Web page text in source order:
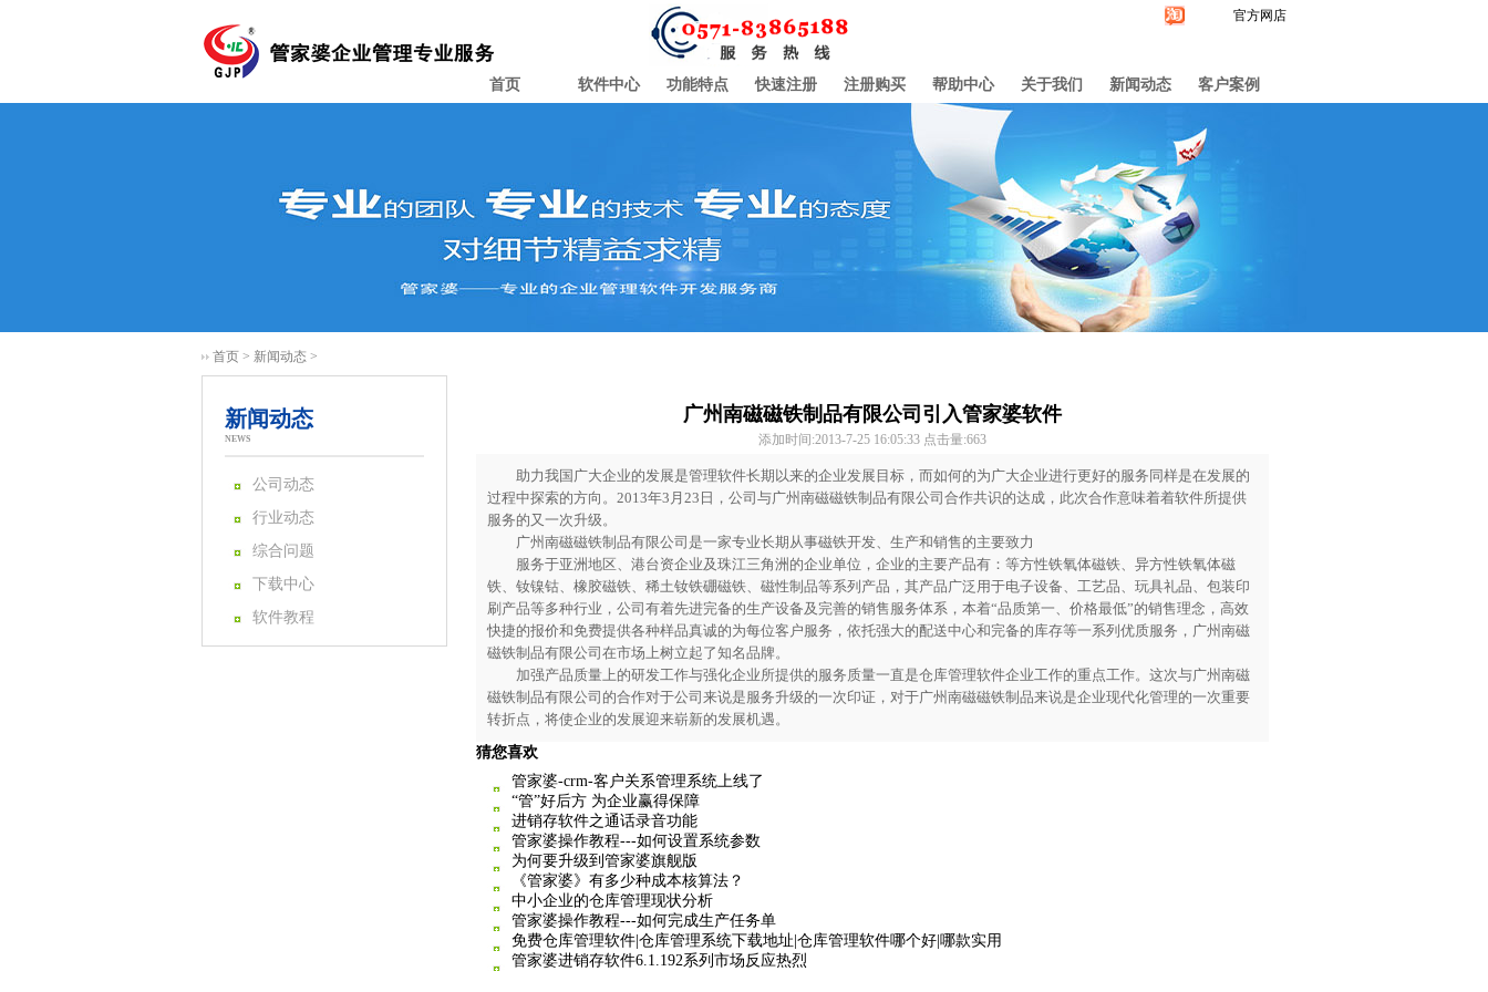
官方网店
首页 软件中心 功能特点 快速注册 注册购买 帮助中心 关于我们 新闻动态 客户案例
首页 > 新闻动态 >
新闻动态
NEWS
公司动态
行业动态
综合问题
下载中心
软件教程
广州南磁磁铁制品有限公司引入管家婆软件
添加时间:2013-7-25 16:05:33 点击量:663
助力我国广大企业的发展是管理软件长期以来的企业发展目标，而如何的为广大企业进行更好的服务同样是在发展的
过程中探索的方向。2013年3月23日，公司与广州南磁磁铁制品有限公司合作共识的达成，此次合作意味着着软件所提供
服务的又一次升级。
广州南磁磁铁制品有限公司是一家专业长期从事磁铁开发、生产和销售的主要致力
服务于亚洲地区、港台资企业及珠江三角洲的企业单位，企业的主要产品有：等方性铁氧体磁铁、异方性铁氧体磁
铁、钕镍钴、橡胶磁铁、稀土钕铁硼磁铁、磁性制品等系列产品，其产品广泛用于电子设备、工艺品、玩具礼品、包装印
刷产品等多种行业，公司有着先进完备的生产设备及完善的销售服务体系，本着“品质第一、价格最低”的销售理念，高效
快捷的报价和免费提供各种样品真诚的为每位客户服务，依托强大的配送中心和完备的库存等一系列优质服务，广州南磁
磁铁制品有限公司在市场上树立起了知名品牌。
加强产品质量上的研发工作与强化企业所提供的服务质量一直是仓库管理软件企业工作的重点工作。这次与广州南磁
磁铁制品有限公司的合作对于公司来说是服务升级的一次印证，对于广州南磁磁铁制品来说是企业现代化管理的一次重要
转折点，将使企业的发展迎来崭新的发展机遇。
猜您喜欢
管家婆-crm-客户关系管理系统上线了
“管”好后方 为企业赢得保障
进销存软件之通话录音功能
管家婆操作教程---如何设置系统参数
为何要升级到管家婆旗舰版
《管家婆》有多少种成本核算法？
中小企业的仓库管理现状分析
管家婆操作教程---如何完成生产任务单
免费仓库管理软件|仓库管理系统下载地址|仓库管理软件哪个好|哪款实用
管家婆进销存软件6.1.192系列市场反应热烈